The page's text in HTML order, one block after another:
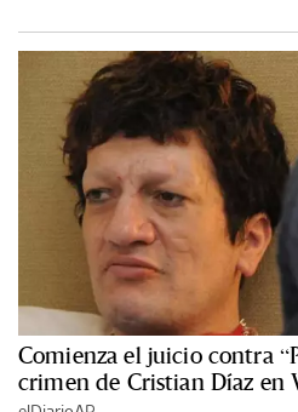
Comienza el juicio contra
crimen de Cristian Díaz en